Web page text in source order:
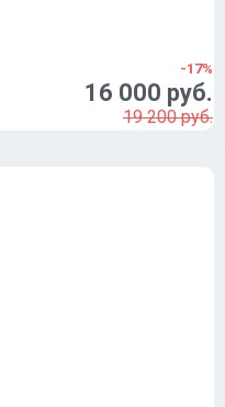
-17%
16 000 руб.
19 200 руб.